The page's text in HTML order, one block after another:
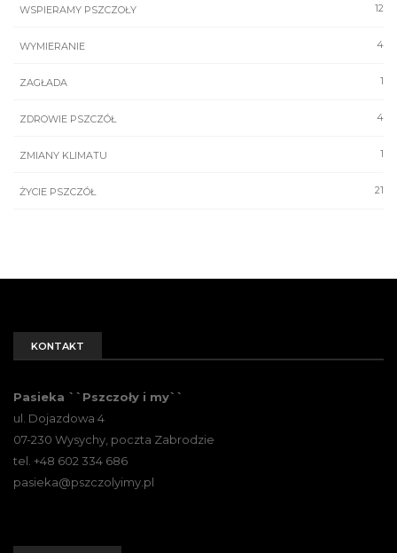
12
WSPIERAMY PSZCZOŁY
4
WYMIERANIE
1
ZAGŁADA
4
ZDROWIE PSZCZÓŁ
1
ZMIANY KLIMATU
21
ŻYCIE PSZCZÓŁ
KONTAKT
Pasieka ``Pszczoły i my``
ul. Dojazdowa 4
07-230 Wysychy, poczta Zabrodzie
tel. +48 602 334 686
pasieka@pszczolyimy.pl